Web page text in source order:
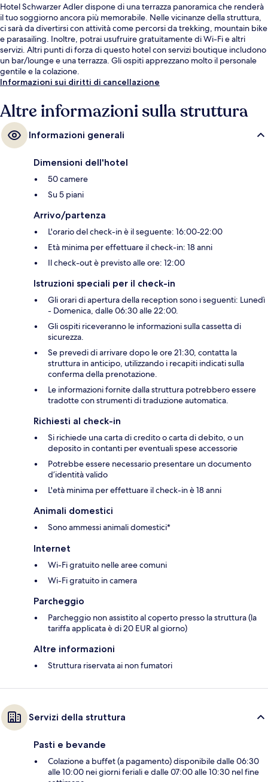
Hotel Schwarzer Adler dispone di una terrazza panoramica che renderà
il tuo soggiorno ancora più memorabile. Nelle vicinanze della struttura,
ci sarà da divertirsi con attività come percorsi da trekking, mountain bike
e parasailing. Inoltre, potrai usufruire gratuitamente di Wi-Fi e altri
servizi. Altri punti di forza di questo hotel con servizi boutique includono
un bar/lounge e una terrazza. Gli ospiti apprezzano molto il personale
gentile e la colazione.
Informazioni sui diritti di cancellazione
Altre informazioni sulla struttura
Informazioni generali
Dimensioni dell'hotel
50 camere
Su 5 piani
Arrivo/partenza
L'orario del check-in è il seguente: 16:00-22:00
Età minima per effettuare il check-in: 18 anni
Il check-out è previsto alle ore: 12:00
Istruzioni speciali per il check-in
Gli orari di apertura della reception sono i seguenti: Lunedì
- Domenica, dalle 06:30 alle 22:00.
Gli ospiti riceveranno le informazioni sulla cassetta di
sicurezza.
Se prevedi di arrivare dopo le ore 21:30, contatta la
struttura in anticipo, utilizzando i recapiti indicati sulla
conferma della prenotazione.
Le informazioni fornite dalla struttura potrebbero essere
tradotte con strumenti di traduzione automatica.
Richiesti al check-in
Si richiede una carta di credito o carta di debito, o un
deposito in contanti per eventuali spese accessorie
Potrebbe essere necessario presentare un documento
d’identità valido
L'età minima per effettuare il check-in è 18 anni
Animali domestici
Sono ammessi animali domestici*
Internet
Wi-Fi gratuito nelle aree comuni
Wi-Fi gratuito in camera
Parcheggio
Parcheggio non assistito al coperto presso la struttura (la
tariffa applicata è di 20 EUR al giorno)
Altre informazioni
Struttura riservata ai non fumatori
Servizi della struttura
Pasti e bevande
Colazione a buffet (a pagamento) disponibile dalle 06:30
alle 10:00 nei giorni feriali e dalle 07:00 alle 10:30 nel fine